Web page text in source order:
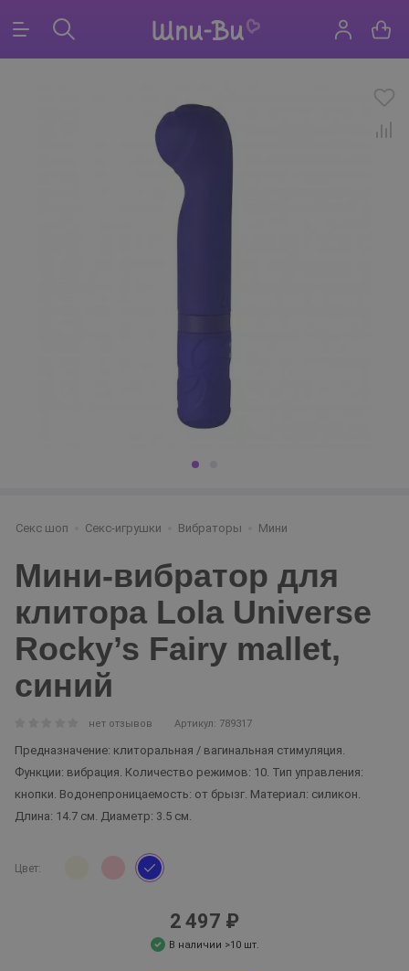
Секс шоп Секс-игрушки Вибраторы Мини
Мини-вибратор для
клитора Lola Universe
Rocky’s Fairy mallet,
синий
нет отзывов Артикул: 789317
Предназначение: клиторальная / вагинальная стимуляция.
Функции: вибрация. Количество режимов: 10. Тип управления:
кнопки. Водонепроницаемость: от брызг. Материал: силикон.
Длина: 14.7 см. Диаметр: 3.5 см.
Цвет:
2 497 ₽
В наличии >10 шт.